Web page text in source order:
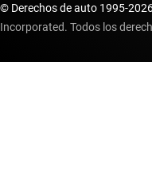
© Derechos de auto 1995-
Incorporated. Todos los